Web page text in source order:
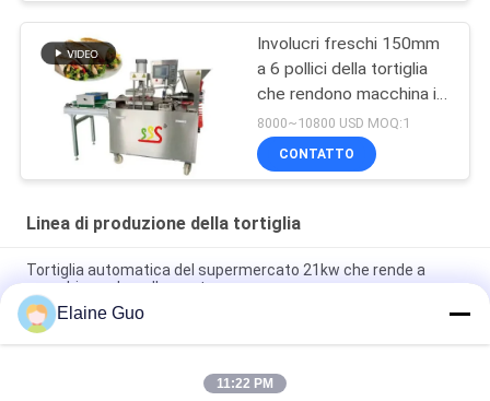
Involucri freschi 150mm
a 6 pollici della tortiglia
che rendono macchina in
pieno automatica
8000~10800 USD MOQ:1
CONTATTO
Linea di produzione della tortiglia
Tortiglia automatica del supermercato 21kw che rende a
macchina colore d'argento
10 - linea di produzione della tortiglia del diametro di 45cm
nuova completamente automatica
Nuova macchina automatica per fare il pane Roti Corn Tortilla
Elaine Guo
11:22 PM